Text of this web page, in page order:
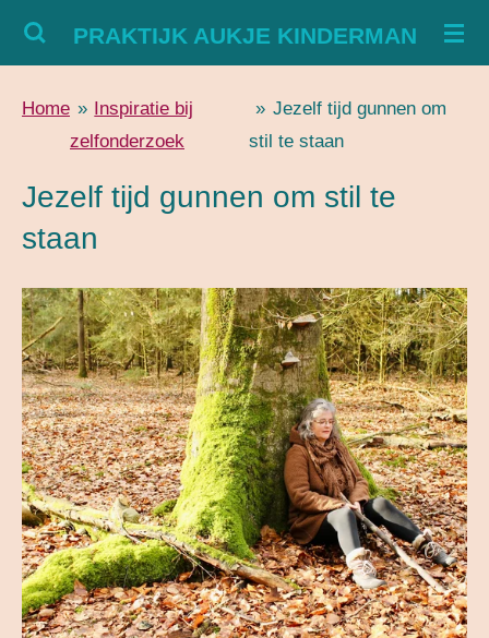
Ga
de
hoofdinhoud
PRAKTIJK AUKJE KINDERMAN
Home » Inspiratie bij
zelfonderzoek
» Jezelf tijd gunnen om
stil te staan
Jezelf tijd gunnen om stil te
staan